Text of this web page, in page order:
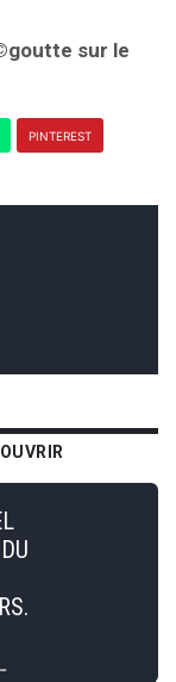
sur le
PINTEREST